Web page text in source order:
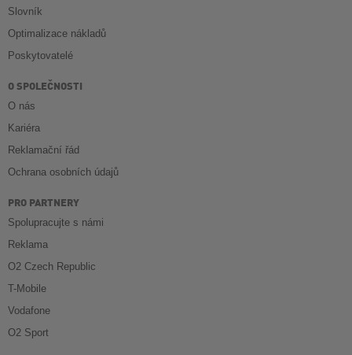
Slovník
Optimalizace nákladů
Poskytovatelé
O SPOLEČNOSTI
O nás
Kariéra
Reklamační řád
Ochrana osobních údajů
PRO PARTNERY
Spolupracujte s námi
Reklama
O2 Czech Republic
T-Mobile
Vodafone
O2 Sport